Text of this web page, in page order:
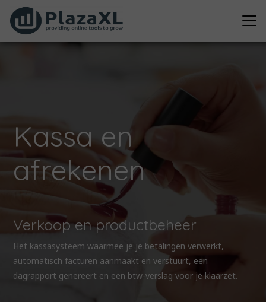
Kassa en
afrekenen
Verkoop en productbeheer
Het kassasysteem waarmee je je betalingen verwerkt,
automatisch facturen aanmaakt en verstuurt, een
dagrapport genereert en een btw-verslag voor je klaarzet.